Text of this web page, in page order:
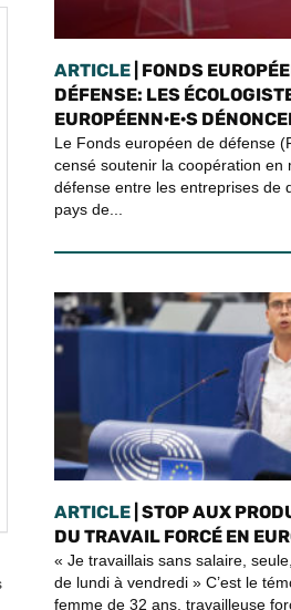
ARTICLE| FONDS
DÉFENSE: LES
EUROPÉENN·E·S
Le Fonds européen de défense
censé soutenir la coopération en
défense entre les entreprises de
pays de...
ARTICLE| STOP AUX
DU TRAVAIL FORCÉ EN
« Je travaillais sans salaire,
de lundi à vendredi » C’est le
femme de 32 ans, travailleuse